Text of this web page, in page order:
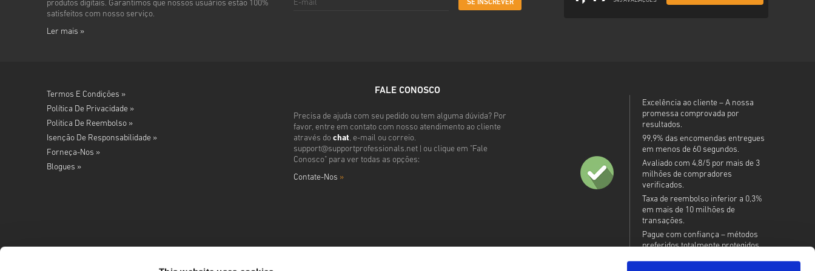
produtos digitais. Garantimos que nossos usuários estão 100%
satisfeitos com nosso serviço.
Ler mais »
SE INSCREVER
Termos E Condições »
Política De Privacidade »
Politica De Reembolso »
Isenção De Responsabilidade »
Forneça-Nos »
Blogues »
FALE CONOSCO
Precisa de ajuda com seu pedido ou tem alguma dúvida? Por
favor, entre em contato com nosso atendimento ao cliente
através do chat, e-mail ou correio.
support@supportprofessionals.net| ou clique em "Fale
Conosco" para ver todas as opções:
Contate-Nos »
Excelência ao cliente – A nossa
promessa comprovada por
resultados.
99,9% das encomendas entregues
em menos de 60 segundos.
Avaliado com 4,8/5 por mais de 3
milhões de compradores
verificados.
Taxa de reembolso inferior a 0,3%
em mais de 10 milhões de
transações.
Pague com confiança – métodos
preferidos totalmente protegidos.